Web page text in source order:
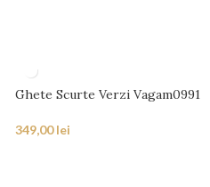
Ghete Scurte Verzi Vagam0991
349,00lei